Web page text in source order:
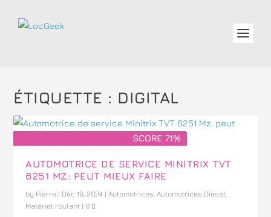
ÉTIQUETTE : DIGITAL
SCORE 71%
AUTOMOTRICE DE SERVICE MINITRIX TVT
6251 MZ: PEUT MIEUX FAIRE
by Pierre | Déc 19, 2024 |Automotrices,Automotrices Diesel,
Matériel roulant |0